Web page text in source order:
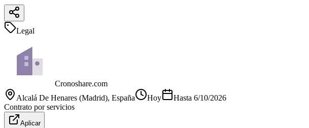
Legal
Cronoshare.com
Alcalá De Henares (Madrid), España Hoy Hasta 6/10/2026
Contrato por servicios
Aplicar